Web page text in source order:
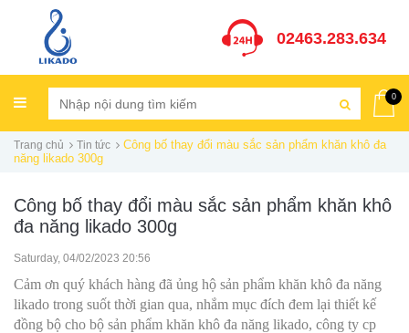
02463.283.634
0
Trang chủ Tin tức
Công bố thay đổi màu sắc sản phẩm khăn khô đa
năng likado 300g
Công bố thay đổi màu sắc sản phẩm khăn khô
đa năng likado 300g
Saturday, 04/02/2023 20:56
Cảm ơn quý khách hàng đã ủng hộ sản phẩm khăn khô đa năng
likado trong suốt thời gian qua, nhắm mục đích đem lại thiết kế
đồng bộ cho bộ sản phẩm khăn khô đa năng likado, công ty cp